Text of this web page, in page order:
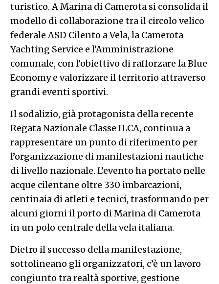
turistico. A Marina di Camerota si consolida il
modello di collaborazione tra il circolo velico
federale ASD Cilento a Vela, la Camerota
Yachting Service e l’Amministrazione
comunale, con l’obiettivo di rafforzare la Blue
Economy e valorizzare il territorio attraverso
grandi eventi sportivi.
Il sodalizio, già protagonista della recente
Regata Nazionale Classe ILCA, continua a
rappresentare un punto di riferimento per
l’organizzazione di manifestazioni nautiche
di livello nazionale. L’evento ha portato nelle
acque cilentane oltre 330 imbarcazioni,
centinaia di atleti e tecnici, trasformando per
alcuni giorni il porto di Marina di Camerota
in un polo centrale della vela italiana.
Dietro il successo della manifestazione,
sottolineano gli organizzatori, c’è un lavoro
congiunto tra realtà sportive, gestione